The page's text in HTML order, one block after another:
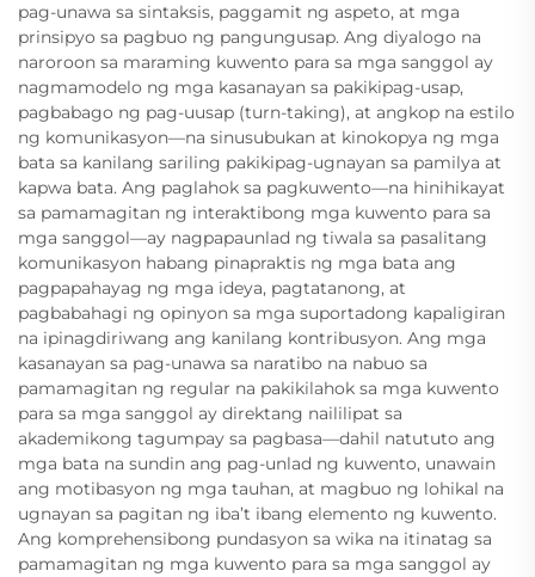
pag-unawa sa sintaksis, paggamit ng aspeto, at mga
prinsipyo sa pagbuo ng pangungusap. Ang diyalogo na
naroroon sa maraming kuwento para sa mga sanggol ay
nagmamodelo ng mga kasanayan sa pakikipag-usap,
pagbabago ng pag-uusap (turn-taking), at angkop na estilo
ng komunikasyon—na sinusubukan at kinokopya ng mga
bata sa kanilang sariling pakikipag-ugnayan sa pamilya at
kapwa bata. Ang paglahok sa pagkuwento—na hinihikayat
sa pamamagitan ng interaktibong mga kuwento para sa
mga sanggol—ay nagpapaunlad ng tiwala sa pasalitang
komunikasyon habang pinapraktis ng mga bata ang
pagpapahayag ng mga ideya, pagtatanong, at
pagbabahagi ng opinyon sa mga suportadong kapaligiran
na ipinagdiriwang ang kanilang kontribusyon. Ang mga
kasanayan sa pag-unawa sa naratibo na nabuo sa
pamamagitan ng regular na pakikilahok sa mga kuwento
para sa mga sanggol ay direktang naililipat sa
akademikong tagumpay sa pagbasa—dahil natututo ang
mga bata na sundin ang pag-unlad ng kuwento, unawain
ang motibasyon ng mga tauhan, at magbuo ng lohikal na
ugnayan sa pagitan ng iba’t ibang elemento ng kuwento.
Ang komprehensibong pundasyon sa wika na itinatag sa
pamamagitan ng mga kuwento para sa mga sanggol ay